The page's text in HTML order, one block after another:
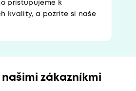
pristupujeme k
kvality, a pozrite si naše
zákazníkmi